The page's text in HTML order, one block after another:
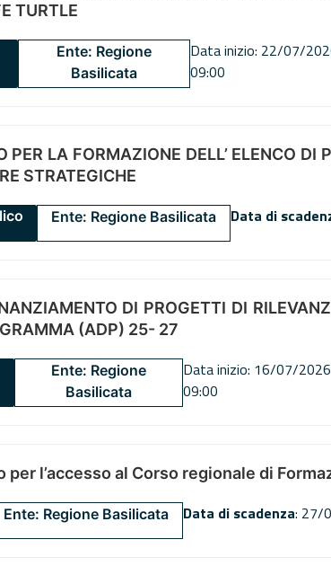
TURTLE
Ente: Regione
Basilicata
Data inizio: 22/07/
09:00
PER LA FORMAZIONE DELL’ ELENCO
STRATEGICHE
Ente: Regione Basilicata Data di
DI PROGETTI DI
(ADP) 25- 27
Ente: Regione
Basilicata
Data inizio: 16/07/2026
09:00
per l’accesso al Corso regionale di
Ente: Regione Basilicata Data di scadenza: 27/